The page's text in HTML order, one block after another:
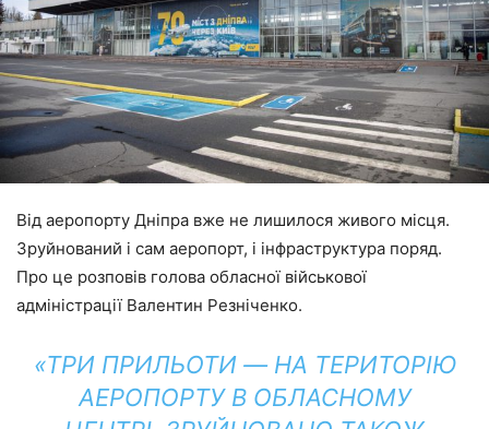
Від аеропорту Дніпра вже не лишилося живого місця.
Зруйнований і сам аеропорт, і інфраструктура поряд.
Про це розповів голова обласної військової
адміністрації Валентин Резніченко.
«ТРИ ПРИЛЬОТИ ― НА ТЕРИТОРІЮ
АЕРОПОРТУ В ОБЛАСНОМУ